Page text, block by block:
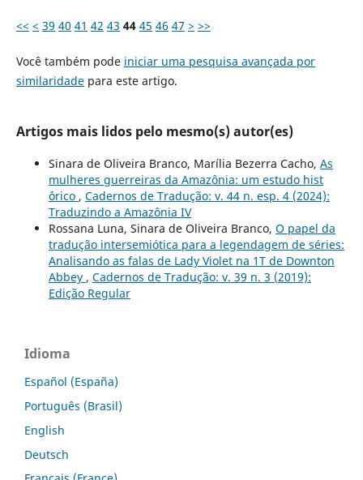
<< < 39 40 41 42 43 44 45 46 47 > >>
Você também pode iniciar uma pesquisa avançada por
similaridadepara este artigo.
Artigos mais lidos pelo mesmo(s) autor(es)
Sinara de Oliveira Branco, Marília Bezerra Cacho, As
mulheres guerreiras da Amazônia: um estudo hist
´órico , Cadernos de Tradução: v. 44 n. esp. 4 (2024):
Traduzindo a Amazônia IV
Rossana Luna, Sinara de Oliveira Branco, O papel da
tradução intersemiótica para a legendagem de séries:
Analisando as falas de Lady Violet na 1T de Downton
Abbey , Cadernos de Tradução: v. 39 n. 3 (2019):
Edição Regular
Idioma
Español (España)
Português (Brasil)
English
Deutsch